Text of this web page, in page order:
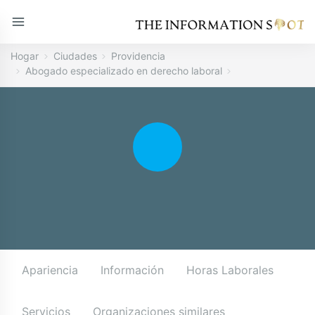
Hogar Ciudades
Providencia
Abogado especializado en derecho laboral
Apariencia Información Horas Laborales
Servicios Organizaciones similares